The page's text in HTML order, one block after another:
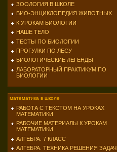
ЗООЛОГИЯ В ШКОЛЕ
БИО-ЭНЦИКЛОПЕДИЯ ЖИВОТНЫХ
К УРОКАМ БИОЛОГИИ
НАШЕ ТЕЛО
ТЕСТЫ ПО БИОЛОГИИ
ПРОГУЛКИ ПО ЛЕСУ
БИОЛОГИЧЕСКИЕ ЛЕГЕНДЫ
ЛАБОРАТОРНЫЙ ПРАКТИКУМ ПО
БИОЛОГИИ
математика в школе
РАБОТА С ТЕКСТОМ НА УРОКАХ
МАТЕМАТИКИ
РАБОЧИЕ МАТЕРИАЛЫ К УРОКАМ
МАТЕМАТИКИ
АЛГЕБРА. 7 КЛАСС
АЛГЕБРА. ТЕХНИКА РЕШЕНИЯ ЗАДАЧ